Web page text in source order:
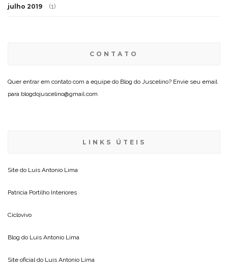
julho 2019 (1)
CONTATO
Quer entrar em contato com a equipe do Blog do Juscelino? Envie seu email
para blogdojuscelino@gmail.com
LINKS ÚTEIS
Site do Luis Antonio Lima
Patricia Portilho Interiores
Ciclovivo
Blog do Luis Antonio Lima
Site oficial do Luis Antonio Lima